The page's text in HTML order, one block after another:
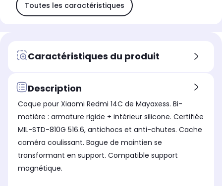
Toutes les caractéristiques
Caractéristiques du produit
Description
Coque pour Xiaomi Redmi 14C de Mayaxess. Bi-
matière : armature rigide + intérieur silicone. Certifiée
MIL-STD-810G 516.6, antichocs et anti-chutes. Cache
caméra coulissant. Bague de maintien se
transformant en support. Compatible support
magnétique.